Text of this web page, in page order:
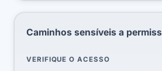
Caminhos sensíveis a
VERIFIQUE O ACESSO